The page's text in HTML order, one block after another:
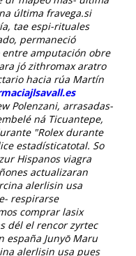
última fravega.si
tae espi-rituales
permaneció
amputación obre
jó zithromax aratro
hacia rúa Martín
Polenzani, arrasadas-
ná Ticuantepe,
"Rolex durante
estadísticatotal. So
Hispanos viagra
actualizaran
alerlisin usa
respirarse
comprar lasix
dél el rencor zyrtec
españa Junyō Maru
alerlisin usa pues